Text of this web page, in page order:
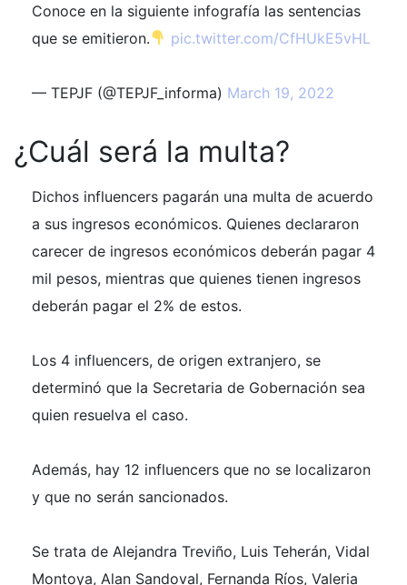
Conoce en la siguiente infografía las sentencias
que se emitieron.
pic.twitter.com/CfHUkE5vHL
— TEPJF (@TEPJF_informa) March 19, 2022
¿Cuál será la multa?
Dichos influencers pagarán una multa de acuerdo
a sus ingresos económicos. Quienes declararon
carecer de ingresos económicos deberán pagar 4
mil pesos, mientras que quienes tienen ingresos
deberán pagar el 2% de estos.
Los 4 influencers, de origen extranjero, se
determinó que la Secretaria de Gobernación sea
quien resuelva el caso.
Además, hay 12 influencers que no se localizaron
y que no serán sancionados.
Se trata de Alejandra Treviño, Luis Teherán, Vidal
Montoya, Alan Sandoval, Fernanda Ríos, Valeria